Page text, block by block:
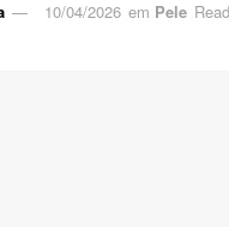
10/04/2026 em Pele